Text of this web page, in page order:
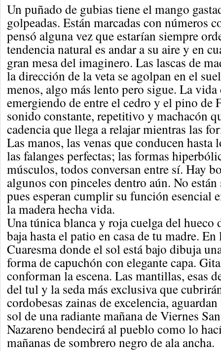
Un puñado de gubias tiene el mango
golpeadas. Están marcadas con números
pensó alguna vez que estarían siempre
tendencia natural es andar a su aire y en
gran mesa del imaginero. Las lascas de
la dirección de la veta se agolpan en el
menos, algo más lento pero sigue. La
emergiendo de entre el cedro y el pino de
sonido constante, repetitivo y machacón
cadencia que llega a relajar mientras las
Las manos, las venas que conducen hasta
las falanges perfectas; las formas
músculos, todos conversan entre sí. Hay
algunos con pinceles dentro aún. No están
pues esperan cumplir su función esencial
la madera hecha vida.
Una túnica blanca y roja cuelga del hueco
baja hasta el patio en casa de tu madre. En
Cuaresma donde el sol está bajo dibuja
forma de capuchón con elegante capa.
conforman la escena. Las mantillas, esas
del tul y la seda más exclusiva que
cordobesas zainas de excelencia,
sol de una radiante mañana de Viernes
Nazareno bendecirá al pueblo como lo
mañanas de sombrero negro de ala ancha.